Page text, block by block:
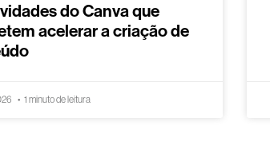
do Canva que
acelerar a criação de
1 minuto de leitura